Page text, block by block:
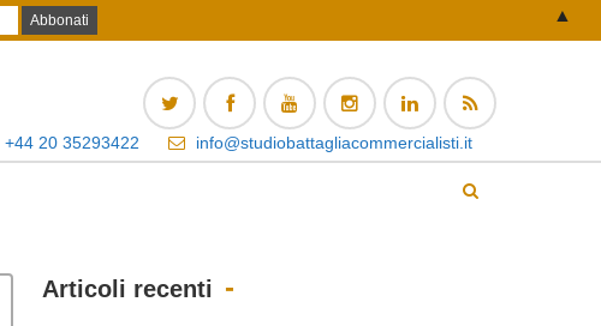
+44 20 35293422 info@studiobattagliacommercialisti.it
Articoli recenti
▲